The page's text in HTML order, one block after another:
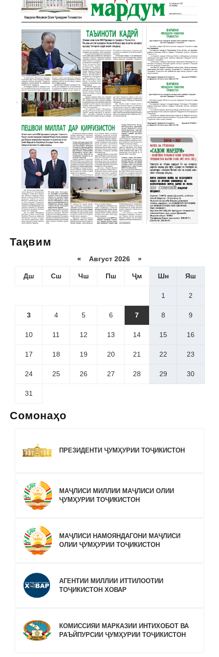
Тақвим
« Август 2026 »
Дш Сш Чш Пш Ҷм Шн Яш
1 2
3 4 5 6 7 8 9
10 11 12 13 14 15 16
17 18 19 20 21 22 23
24 25 26 27 28 29 30
31
Сомонаҳо
ПРЕЗИДЕНТИ ҶУМҲУРИИ ТОҶИКИСТОН
МАҶЛИСИ МИЛЛИИ МАҶЛИСИ ОЛИИ
ҶУМҲУРИИ ТОҶИКИСТОН
МАҶЛИСИ НАМОЯНДАГОНИ МАҶЛИСИ
ОЛИИ ҶУМҲУРИИ ТОҶИКИСТОН
АГЕНТИИ МИЛЛИИ ИТТИЛООТИИ
ТОҶИКИСТОН ХОВАР
КОМИССИЯИ МАРКАЗИИ ИНТИХОБОТ ВА
РАЪЙПУРСИИ ҶУМҲУРИИ ТОҶИКИСТОН